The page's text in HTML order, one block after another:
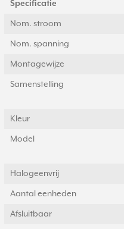
Specificatie
Nom. stroom
Nom. spanning
Montagewijze
Samenstelling
Kleur
Model
Halogeenvrij
Aantal eenheden
Afsluitbaar